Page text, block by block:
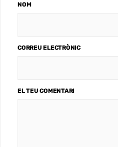
NOM
CORREU ELECTRÒNIC
EL TEU COMENTARI